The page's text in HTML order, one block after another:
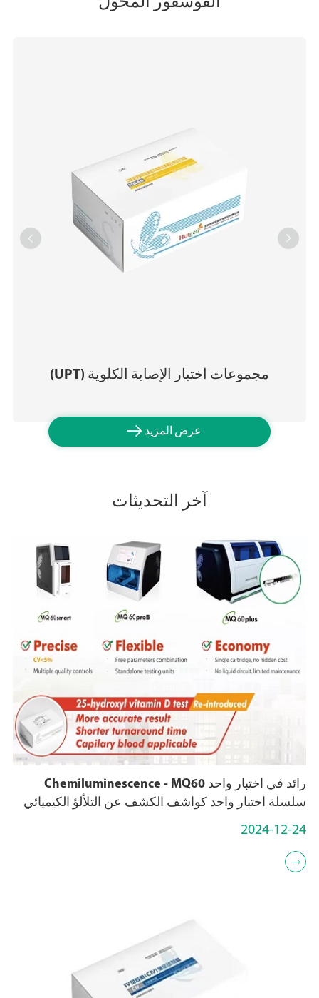
مجموعات اختبار الإصابة الكلوية (UPT)
عرض المزيد 
 
آخر التحديثات
رائد في اختبار واحد Chemiluminescence - MQ60
سلسلة اختبار واحد كواشف الكشف عن التلألؤ الكيميائي
2024-12-24
